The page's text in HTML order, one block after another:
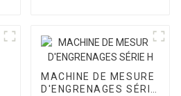
MACHINE DE MESURE
D'ENGRENAGES SÉRIE